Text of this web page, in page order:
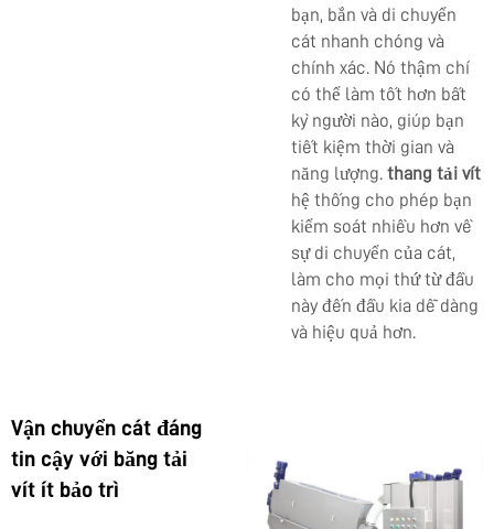
bạn, bắn và di chuyển
cát nhanh chóng và
chính xác. Nó thậm chí
có thể làm tốt hơn bất
kỳ người nào, giúp bạn
tiết kiệm thời gian và
năng lượng. thang tải vít
hệ thống cho phép bạn
kiểm soát nhiều hơn về
sự di chuyển của cát,
làm cho mọi thứ từ đầu
này đến đầu kia dễ dàng
và hiệu quả hơn.
Vận chuyển cát đáng
tin cậy với băng tải
vít ít bảo trì